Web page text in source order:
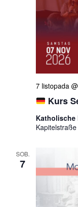
Kurs
7 listopada
Katholische
SOB.
7